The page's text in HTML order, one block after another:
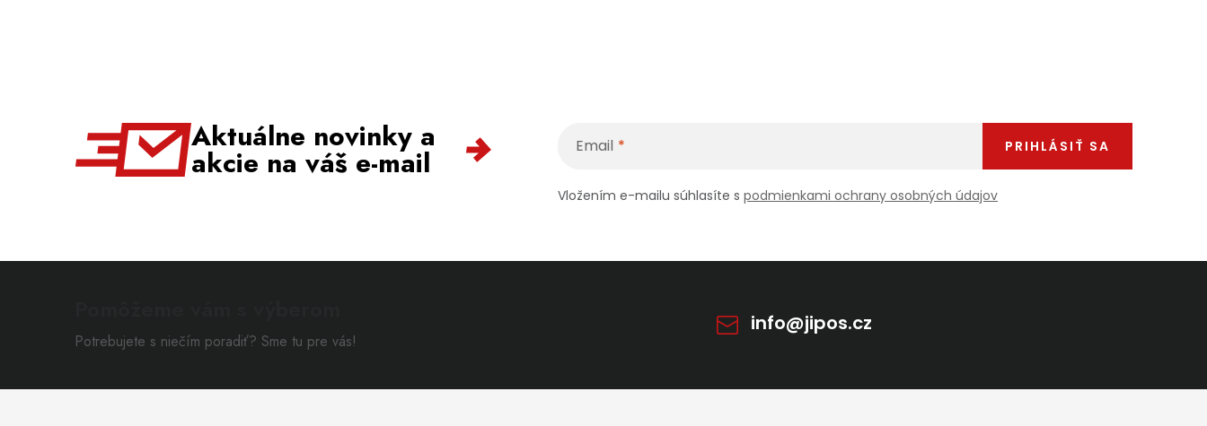
Aktuálne novinky a
akcie na váš e-mail Email
Vložením e-mailu súhlasíte s podmienkami ochrany osobných údajov
PRIHLÁSIŤ SA
Potrebujete s niečím poradiť? Sme tu pre vás!
info@jipos.cz